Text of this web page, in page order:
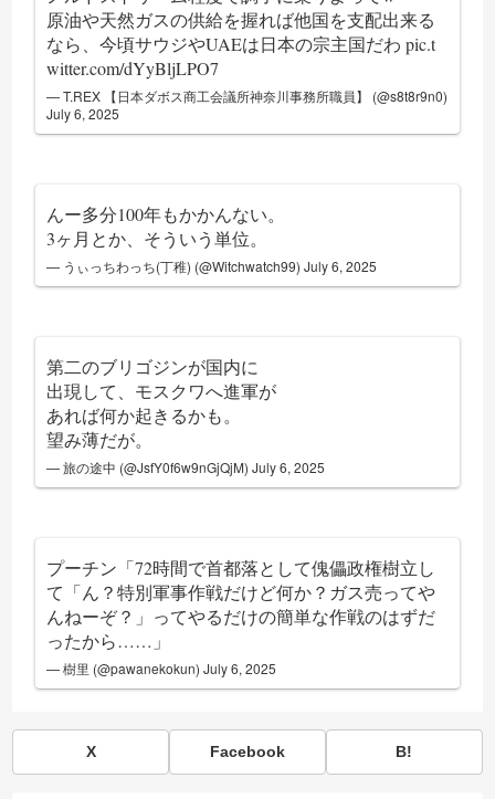
原油や天然ガスの供給を握れば他国を支配出来る
なら、今頃サウジやUAEは日本の宗主国だわpic.t
witter.com/dYyBljLPO7
— T.REX 【日本ダボス商工会議所神奈川事務所職員】 (@s8t8r9n0)
July 6, 2025
んー多分100年もかかんない。
3ヶ月とか、そういう単位。
— うぃっちわっち(丁稚) (@Witchwatch99)July 6, 2025
第二のブリゴジンが国内に
出現して、モスクワへ進軍が
あれば何か起きるかも。
望み薄だが。
— 旅の途中 (@JsfY0f6w9nGjQjM)July 6, 2025
プーチン「72時間で首都落として傀儡政権樹立し
て「ん？特別軍事作戦だけど何か？ガス売ってや
んねーぞ？」ってやるだけの簡単な作戦のはずだ
ったから……」
— 樹里 (@pawanekokun)July 6, 2025
X Facebook B!